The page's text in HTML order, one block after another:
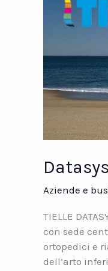
Aziende e
TIELLE
con sede
ortopedici e
dell’arto